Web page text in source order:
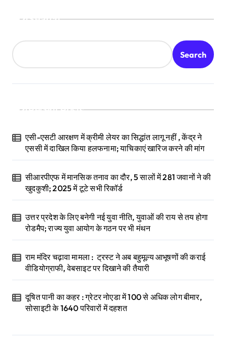
Search
Search
Recent Posts
एसी-एसटी आरक्षण में क्रीमी लेयर का सिद्धांत लागू नहीं , केंद्र ने
एससी में दाखिल किया हलफनामा; याचिकाएं खारिज करने की मांग
सीआरपीएफ में मानसिक तनाव का दौर, 5 सालों में 281 जवानों ने की
खुदकुशी; 2025 में टूटे सभी रिकॉर्ड
उत्तर प्रदेश के लिए बनेगी नई युवा नीति, युवाओं की राय से तय होगा
रोडमैप; राज्य युवा आयोग के गठन पर भी मंथन
राम मंदिर चढ़ावा मामला : ट्रस्ट ने अब बहुमूल्य आभूषणों की कराई
वीडियोग्राफी, वेबसाइट पर दिखाने की तैयारी
दूषित पानी का कहर : ग्रेटर नोएडा में 100 से अधिक लोग बीमार,
सोसाइटी के 1640 परिवारों में दहशत